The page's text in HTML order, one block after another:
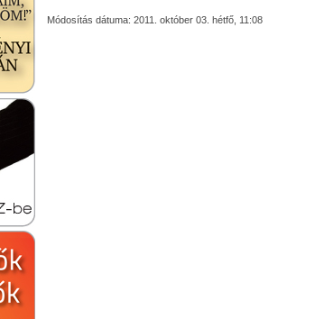
Módosítás dátuma: 2011. október 03. hétfő, 11:08